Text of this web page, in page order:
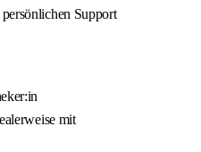
Support
mit